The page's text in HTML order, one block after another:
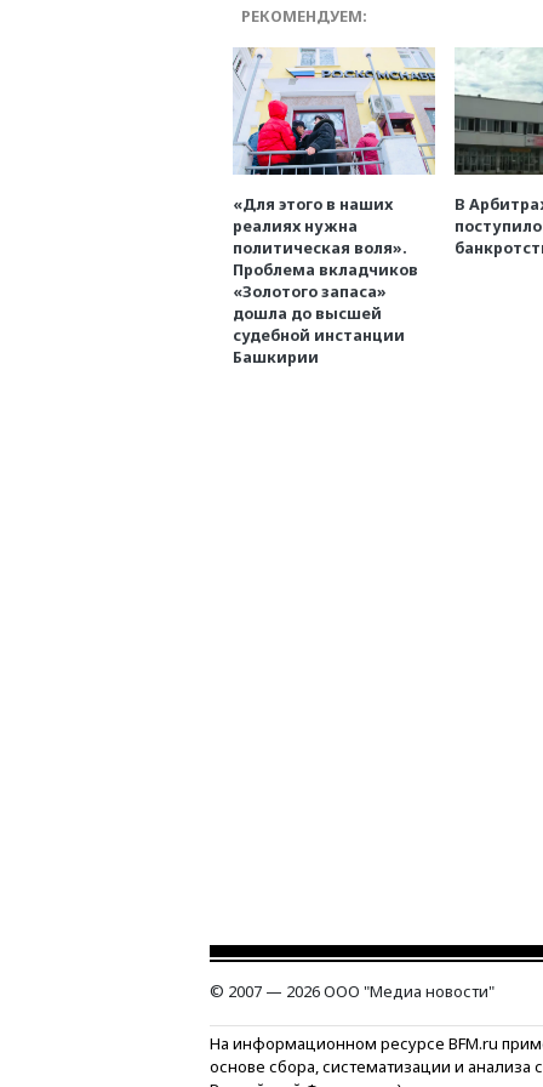
РЕКОМЕНДУЕМ:
«Для этого в наших
реалиях нужна
политическая воля».
Проблема вкладчиков
«Золотого запаса»
дошла до высшей
судебной инстанции
Башкирии
В
© 2007 — 2026 ООО "Медиа новости"
На информационном ресурсе BFM.ru
основе сбора, систематизации и